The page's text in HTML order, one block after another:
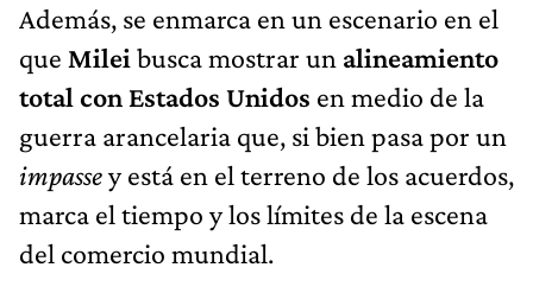
Además, se enmarca en un escenario en el
que Milei busca mostrar un alineamiento
total con Estados Unidos en medio de la
guerra arancelaria que, si bien pasa por un
impassey está en el terreno de los acuerdos,
marca el tiempo y los límites de la escena
del comercio mundial.